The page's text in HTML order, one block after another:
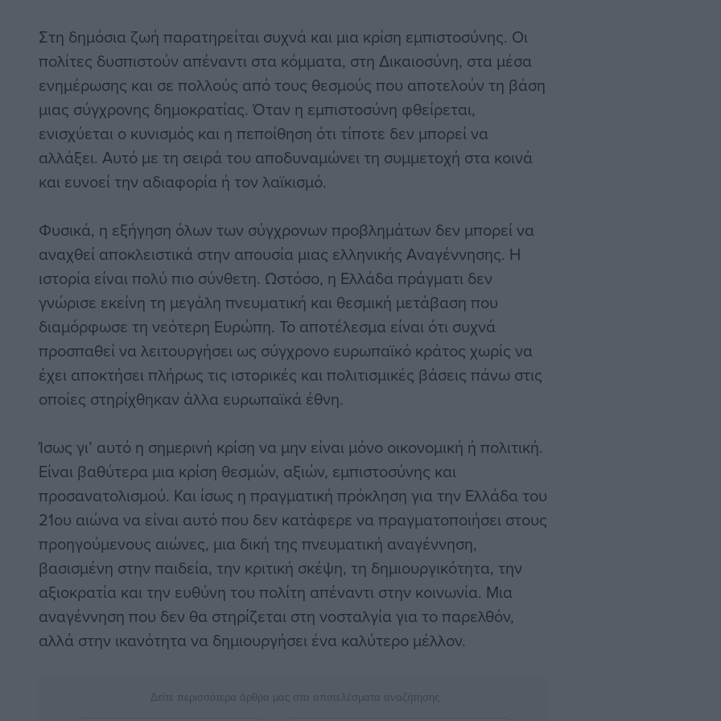
Στη δημόσια ζωή παρατηρείται συχνά και μια κρίση εμπιστοσύνης. Οι
πολίτες δυσπιστούν απέναντι στα κόμματα, στη Δικαιοσύνη, στα μέσα
ενημέρωσης και σε πολλούς από τους θεσμούς που αποτελούν τη βάση
μιας σύγχρονης δημοκρατίας. Όταν η εμπιστοσύνη φθείρεται,
ενισχύεται ο κυνισμός και η πεποίθηση ότι τίποτε δεν μπορεί να
αλλάξει. Αυτό με τη σειρά του αποδυναμώνει τη συμμετοχή στα κοινά
και ευνοεί την αδιαφορία ή τον λαϊκισμό.
Φυσικά, η εξήγηση όλων των σύγχρονων προβλημάτων δεν μπορεί να
αναχθεί αποκλειστικά στην απουσία μιας ελληνικής Αναγέννησης. Η
ιστορία είναι πολύ πιο σύνθετη. Ωστόσο, η Ελλάδα πράγματι δεν
γνώρισε εκείνη τη μεγάλη πνευματική και θεσμική μετάβαση που
διαμόρφωσε τη νεότερη Ευρώπη. Το αποτέλεσμα είναι ότι συχνά
προσπαθεί να λειτουργήσει ως σύγχρονο ευρωπαϊκό κράτος χωρίς να
έχει αποκτήσει πλήρως τις ιστορικές και πολιτισμικές βάσεις πάνω στις
οποίες στηρίχθηκαν άλλα ευρωπαϊκά έθνη.
Ίσως γι’ αυτό η σημερινή κρίση να μην είναι μόνο οικονομική ή πολιτική.
Είναι βαθύτερα μια κρίση θεσμών, αξιών, εμπιστοσύνης και
προσανατολισμού. Και ίσως η πραγματική πρόκληση για την Ελλάδα του
21ου αιώνα να είναι αυτό που δεν κατάφερε να πραγματοποιήσει στους
προηγούμενους αιώνες, μια δική της πνευματική αναγέννηση,
βασισμένη στην παιδεία, την κριτική σκέψη, τη δημιουργικότητα, την
αξιοκρατία και την ευθύνη του πολίτη απέναντι στην κοινωνία. Μια
αναγέννηση που δεν θα στηρίζεται στη νοσταλγία για το παρελθόν,
αλλά στην ικανότητα να δημιουργήσει ένα καλύτερο μέλλον.
Δείτε περισσότερα άρθρα μας στα αποτελέσματα αναζήτησης